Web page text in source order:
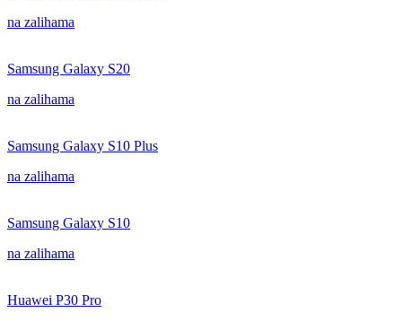
na zalihama
Samsung Galaxy S20
na zalihama
Samsung Galaxy S10 Plus
na zalihama
Samsung Galaxy S10
na zalihama
Huawei P30 Pro